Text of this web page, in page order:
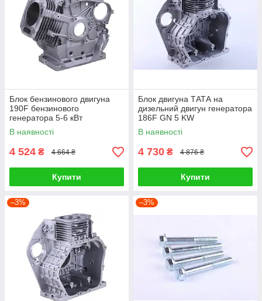
Блок бензинового двигуна
190F бензинового
генератора 5-6 кВт
В наявності
4 524 ₴ 4 664 ₴
Купити
Блок двигуна ТАТА на
дизельний двигун генератора
186F GN 5 KW
В наявності
4 730 ₴ 4 876 ₴
Купити
–3% –3%